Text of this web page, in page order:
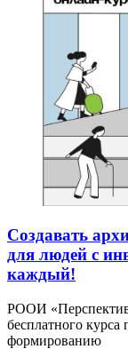
Создавать
для людей с
каждый!
РООИ
бесплатного
формированию